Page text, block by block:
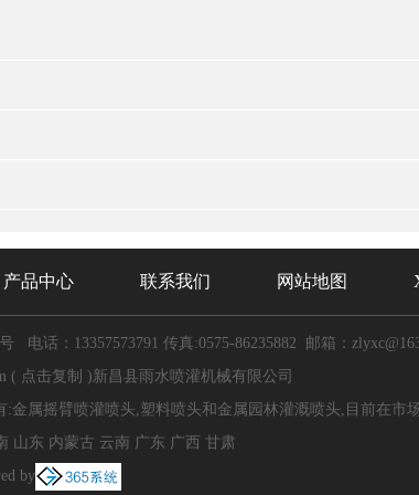
产品中心 联系我们 网站地图
电话：13357573791 传真:0575-86235882 邮箱：
( 点击复制 )新昌县雨水喷灌机械有限公司
属摇臂喷灌喷头,塑料喷头和金属园林灌溉喷头,目前在市
山东 内蒙古 云南 广东 广西 甘肃
by